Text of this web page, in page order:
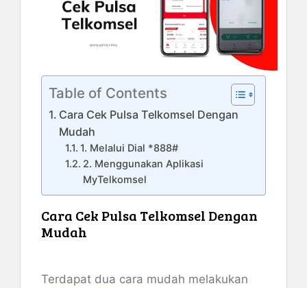
Table of Contents
Cara Cek Pulsa Telkomsel Dengan
Mudah
1. Melalui Dial *888#
2. Menggunakan Aplikasi
MyTelkomsel
Cara Cek Pulsa Telkomsel Dengan
Mudah
Terdapat dua cara mudah melakukan